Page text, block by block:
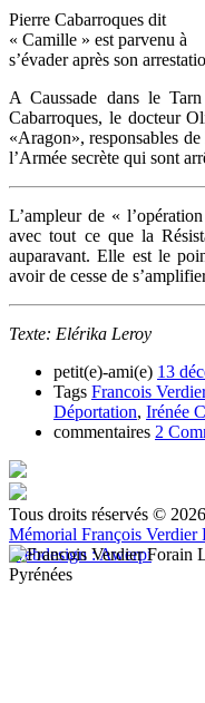
Pierre Cabarroques dit
« Camille » est parvenu à
s’évader après son
A Caussade dans le
Cabarroques, le docteur
«Aragon», responsables
l’Armée secrète qui sont
L’ampleur de «
avec tout ce que la
auparavant. Elle est le
avoir de cesse de
Texte: Elérika Leroy
petit(e)-ami(e) 13
Tags Francois Verdier
Déportation, Irénée
commentaires 2
Tous droits réservés © 2026
Mémorial François Verdier
Webdesign : Awerpi